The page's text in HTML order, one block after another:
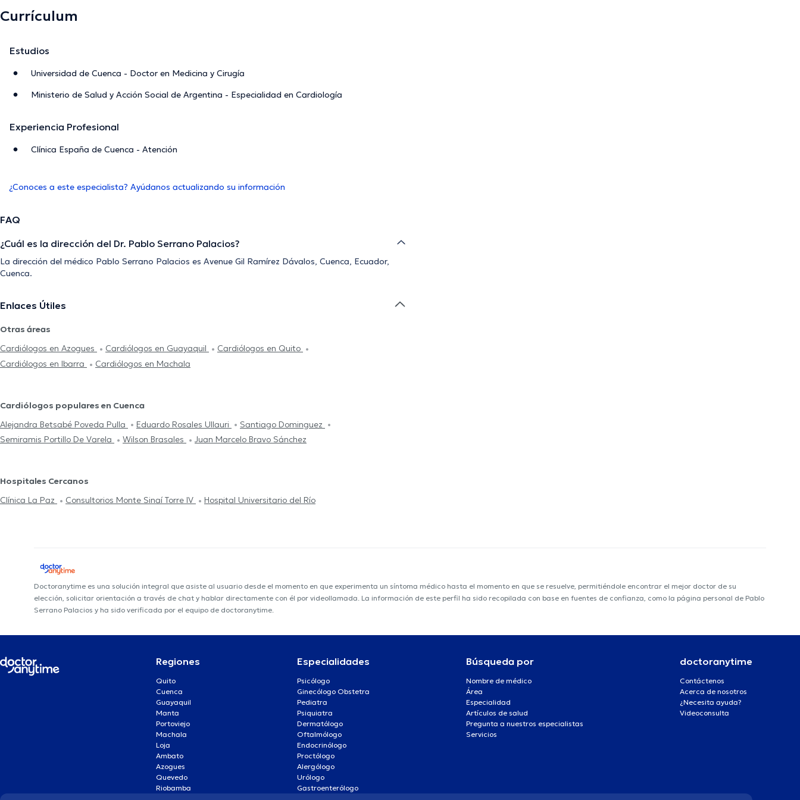
Currículum
Estudios
Universidad de Cuenca - Doctor en Medicina y Cirugía
Ministerio de Salud y Acción Social de Argentina - Especialidad en Cardiología
Experiencia Profesional
Clínica España de Cuenca - Atención
¿Conoces a este especialista? Ayúdanos actualizando su información
FAQ
¿Cuál es la dirección del Dr. Pablo Serrano Palacios?
La dirección del médico Pablo Serrano Palacios es Avenue Gil Ramírez Dávalos, Cuenca, Ecuador,
Cuenca.
Enlaces Útiles
Otras áreas
Cardiólogos en Azogues
Cardiólogos en Guayaquil
Cardiólogos en Quito
Cardiólogos en Ibarra
Cardiólogos en Machala
Cardiólogos populares en Cuenca
Alejandra Betsabé Poveda Pulla
Eduardo Rosales Ullauri
Santiago Dominguez
Semiramis Portillo De Varela
Wilson Brasales Juan Marcelo Bravo Sánchez
Hospitales Cercanos
Clínica La Paz
Consultorios Monte Sinaí Torre IV Hospital Universitario del Río
Doctoranytime es una solución integral que asiste al usuario desde el momento en que experimenta un síntoma médico hasta el momento en que se resuelve, permitiéndole encontrar el mejor doctor de su
elección, solicitar orientación a través de chat y hablar directamente con él por videollamada. La información de este perfil ha sido recopilada con base en fuentes de confianza, como la página personal de Pablo
Serrano Palacios y ha sido verificada por el equipo de doctoranytime.
Regiones
Quito
Cuenca
Guayaquil
Manta
Portoviejo
Machala
Loja
Ambato
Azogues
Quevedo
Riobamba
Especialidades
Psicólogo
Ginecólogo Obstetra
Pediatra
Psiquiatra
Dermatólogo
Oftalmólogo
Endocrinólogo
Proctólogo
Alergólogo
Urólogo
Gastroenterólogo
Búsqueda por
Nombre de médico
Área
Especialidad
Artículos de salud
Pregunta a nuestros especialistas
Servicios
doctoranytime
Contáctenos
Acerca de nosotros
¿Necesita ayuda?
Videoconsulta